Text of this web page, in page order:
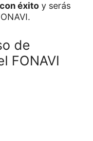
éxito y serás
de
FONAVI